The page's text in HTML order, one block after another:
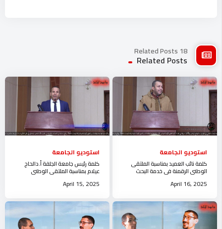
18 Related Posts
Related Posts
استوديو الجامعة
كلمة نائب العميد بمناسبة الملتقى
الوطني الرقمنة في خدمة البحث
العلمي في الجزائرالوضع الراهن و
الآفاق
April 16, 2025
استوديو الجامعة
كلمة رئيس جامعة الجلفة أ.دالحاج
عيلام بمناسبة الملتقى الوطني
الرقمنة في خدمة البحث العلمي في
الجزائر
April 15, 2025